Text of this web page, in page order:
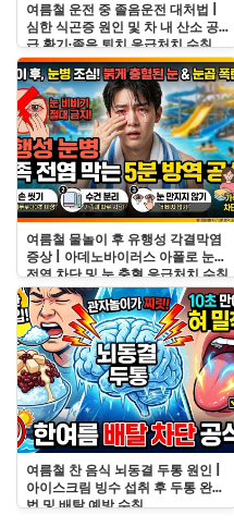
여름철 운전 중 졸음운전 대처법 |
심한 식곤증 원인 및 차 내 산소 공
급 환기·졸음 퇴치 응급처치 수칙
여름철 물놀이 후 유행성 각결막염
증상 | 아데노바이러스 아폴로 눈병
전염 차단 및 눈 충혈 응급처치 수칙
여름철 찬 음식 뇌동결 두통 원인 |
아이스크림 빙수 섭취 후 두통 완화
법 및 배탈 예방 수칙